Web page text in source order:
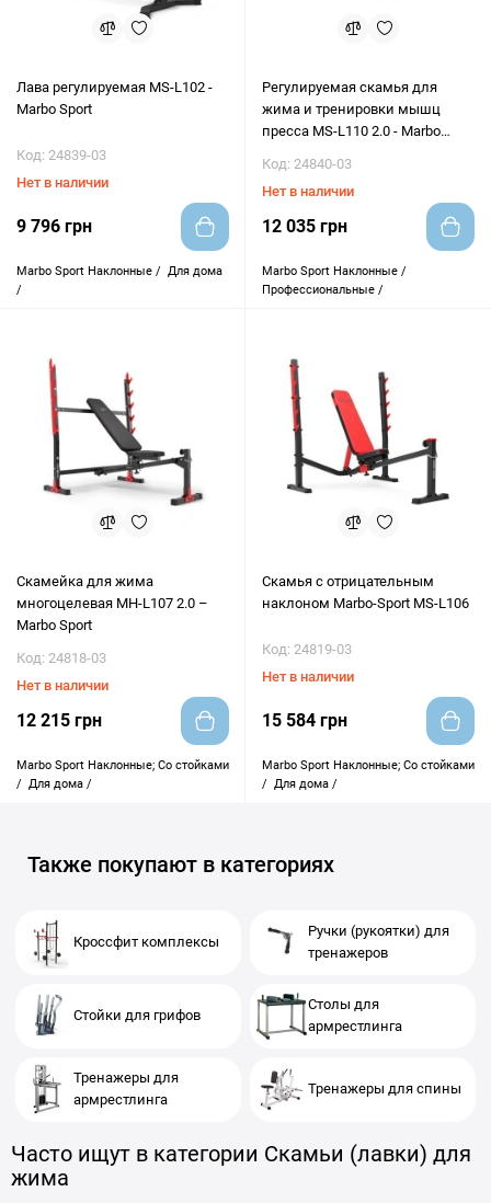
Лава регулируемая MS-L102 -
Marbo Sport
Код: 24839-03
Нет в наличии
9 796 грн
Marbo Sport Наклонные / Для дома
/
Регулируемая скамья для
жима и тренировки мышц
пресса MS-L110 2.0 - Marbo
Код: 24840-03
Нет в наличии
12 035 грн
Marbo Sport Наклонные /
Профессиональные /
Скамейка для жима
многоцелевая MH-L107 2.0 –
Marbo Sport
Код: 24818-03
Нет в наличии
12 215 грн
Marbo Sport Наклонные; Со стойками
/ Для дома /
Скамья с отрицательным
наклоном Marbo-Sport MS-L106
Код: 24819-03
Нет в наличии
15 584 грн
Marbo Sport Наклонные; Со стойками
/ Для дома /
Также покупают в категориях
Кроссфит комплексы
Ручки (рукоятки) для
тренажеров
Стойки для грифов
Столы для
армрестлинга
Тренажеры для
армрестлинга
Тренажеры для спины
Часто ищут в категории Скамьи (лавки) для
жима